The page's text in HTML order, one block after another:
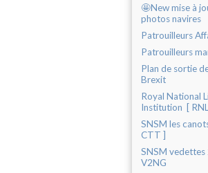
🤩New mise à
photos navires
Patrouilleurs
Patrouilleurs
Plan de sortie
Brexit
Royal National
Institution [
SNSM les
CTT ]
SNSM vedettes
V2NG